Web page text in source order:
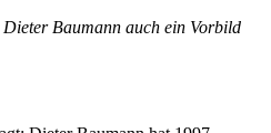
Baumann auch ein Vorbild